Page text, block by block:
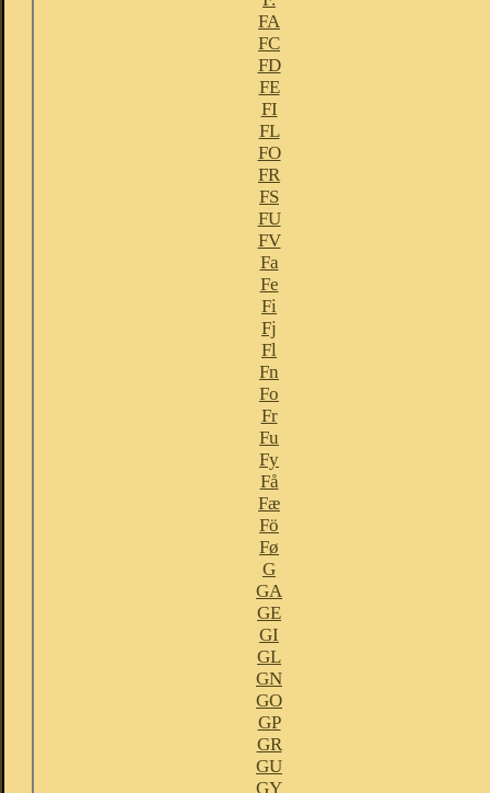
FA
FC
FD
FE
FI
FL
FO
FR
FS
FU
FV
Fa
Fe
Fi
Fj
Fl
Fn
Fo
Fr
Fu
Fy
Få
Fæ
Fö
Fø
G
GA
GE
GI
GL
GN
GO
GP
GR
GU
GY